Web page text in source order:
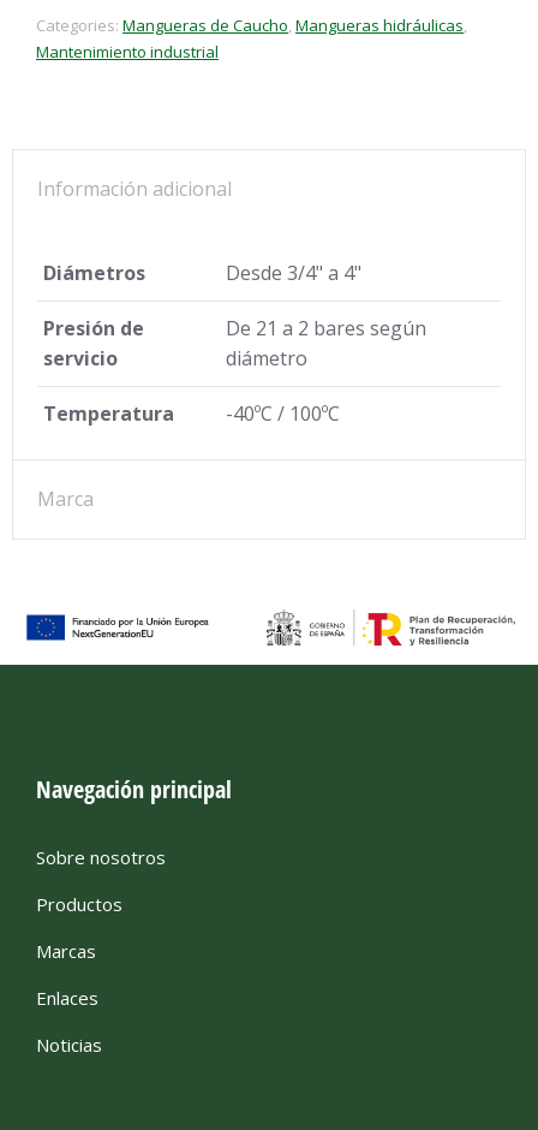
Categories: Mangueras de Caucho, Mangueras hidráulicas,
Mantenimiento industrial
Información adicional
Diámetros Desde 3/4" a 4"
Presión de
servicio
De 21 a 2 bares según
diámetro
Temperatura -40ºC / 100ºC
Marca
Navegación principal
Sobre nosotros
Productos
Marcas
Enlaces
Noticias